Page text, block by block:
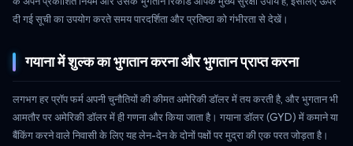
दी गई सूची का उपयोग करते समय पारदर्शिता और प्रतिष्ठा को गंभीरता से देखें।
गयाना में शुल्क का भुगतान करना और भुगतान प्राप्त करना
लगभग हर प्रॉप फर्म अपनी चुनौतियों की कीमत अमेरिकी डॉलर में तय करती है, और भुगतान भी
आमतौर पर अमेरिकी डॉलर में ही गणना और किया जाता है। गयाना डॉलर (GYD) में कमाने या
बैंकिंग करने वाले निवासी के लिए यह लेन-देन के दोनों पक्षों पर मुद्रा की एक परत जोड़ता है।